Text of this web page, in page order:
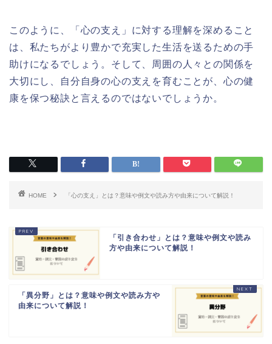
このように、「心の支え」に対する理解を深めること
は、私たちがより豊かで充実した生活を送るための手
助けになるでしょう。そして、周囲の人々との関係を
大切にし、自分自身の心の支えを育むことが、心の健
康を保つ秘訣と言えるのではないでしょうか。
HOME 「心の支え」とは？意味や例文や読み方や由来について解説！
「引き合わせ」とは？意味や例文や読み
方や由来について解説！
「異分野」とは？意味や例文や読み方や
由来について解説！